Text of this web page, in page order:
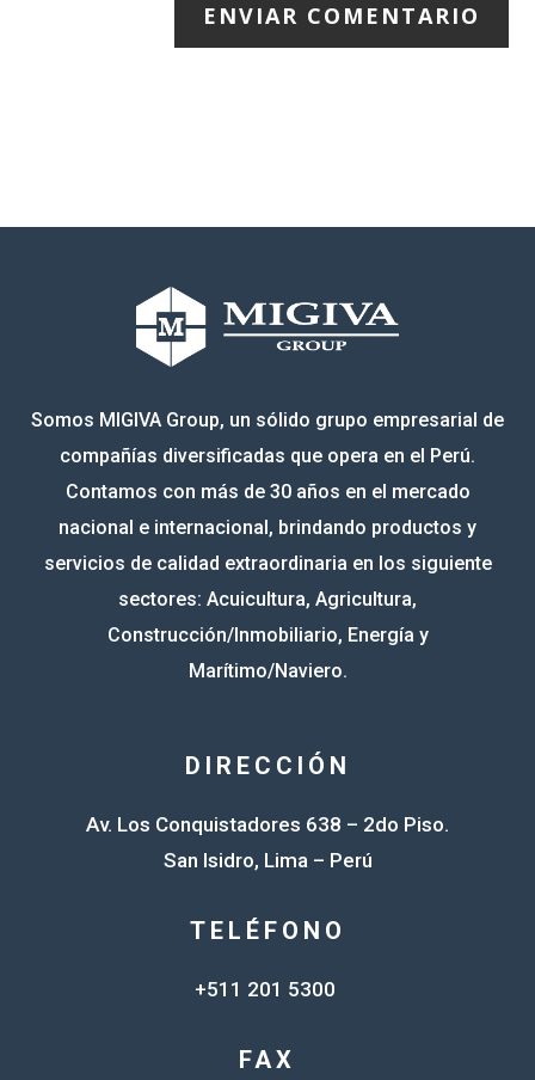
ENVIAR COMENTARIO
Somos MIGIVA Group, un sólido grupo empresarial de
compañías diversificadas que opera en el Perú.
Contamos con más de 30 años en el mercado
nacional e internacional, brindando productos y
servicios de calidad extraordinaria en los siguiente
sectores: Acuicultura, Agricultura,
Construcción/Inmobiliario, Energía y
Marítimo/Naviero.
DIRECCIÓN
Av. Los Conquistadores 638 – 2do Piso.
San Isidro, Lima – Perú
TELÉFONO
+511 201 5300
FAX